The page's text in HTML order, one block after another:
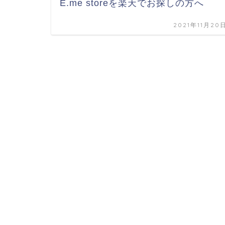
E.me storeを楽天でお探しの方へ
2021年11月20